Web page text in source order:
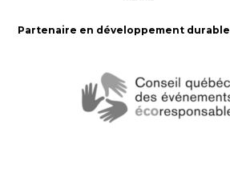
Partenaire en développement durable